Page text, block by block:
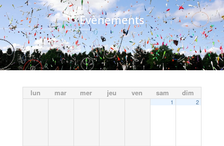
Evènements
lun mar mer jeu ven sam dim
1 2